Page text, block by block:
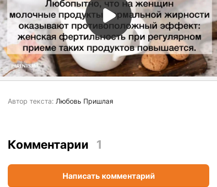
Автор текста: Любовь Пришлая
Комментарии 1
Написать комментарий